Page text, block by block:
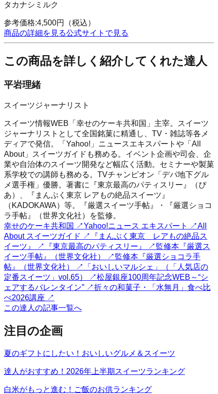
タカナシミルク
参考価格:4,500円
（税込）
商品の詳細を見る公式サイトで見る
この商品を詳しく紹介してくれた達人
平岩理緒
スイーツジャーナリスト
スイーツ情報WEB「幸せのケーキ共和国」主宰。スイーツ
ジャーナリストとして全国銘菓に精通し、TV・雑誌等各メ
ディアで発信。「Yahoo!」ニュースエキスパートや「All
About」スイーツガイドも務める。イベント企画や司会、企
業や自治体のスイーツ開発など幅広く活動。セミナーや製菓
系学校での講師も務める。TVチャンピオン「デパ地下グル
メ選手権」優勝。著書に『東京最高のパティスリー』（ぴ
あ）、『まんぷく東京 レアもの絶品スイーツ』
（KADOKAWA）等。『厳選スイーツ手帖』・『厳選ショコ
ラ手帖』（世界文化社）を監修。
幸せのケーキ共和国 ↗Yahoo!ニュース エキスパート ↗All
About スイーツガイド ↗
『まんぷく東京 レアもの絶品ス
イーツ』
↗ 『東京最高のパティスリー』 ↗ 監修本『厳選ス
イーツ手帖』（世界文化社）
↗ 監修本『厳選ショコラ手
帖』（世界文化社）
↗
「おいしいマルシェ」（「人気店の
定番スイーツ」vol.65）
↗松屋銀座100周年記念WEB～“シ
ェアするバレンタイン” ↗折々の和菓子・「水無月」食べ比
べ2026講座 ↗
この達人の記事一覧へ
注目の企画
夏のギフトにしたい！おいしいグルメ＆スイーツ
達人がおすすめ！2026年上半期スイーツランキング
白米がもっと進む！ご飯のお供ランキング